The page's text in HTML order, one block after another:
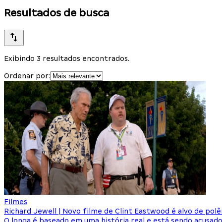
Resultados de busca
Exibindo 3 resultados encontrados.
Ordenar por:
Filmes
Richard Jewell | Novo filme de Clint Eastwood é alvo de